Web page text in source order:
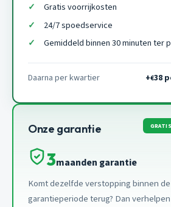
Gratis voorrijkosten
24/7 spoedservice
Gemiddeld binnen 30 minuten ter
Daarna per kwartier +€38
Onze garantie
3maanden garantie
Komt dezelfde verstopping binnen de
garantieperiode terug? Dan